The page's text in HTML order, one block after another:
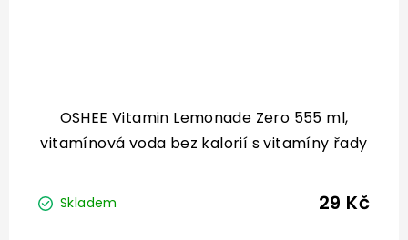
OSHEE Vitamin Lemonade Zero 555 ml,
vitamínová voda bez kalorií s vitamíny řady
Skladem 29 Kč